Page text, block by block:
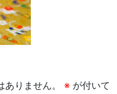
りません。 ※ が付いて